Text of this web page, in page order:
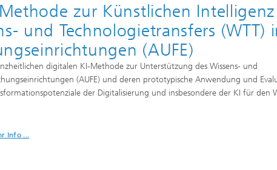
zur Künstlichen Intelligenz
und Technologietransfers (WTT)
(AUFE)
digitalen KI-Methode zur Unterstützung des Wissens- und
(AUFE) und deren prototypische Anwendung und
der Digitalisierung und insbesondere der KI für den
Info ...